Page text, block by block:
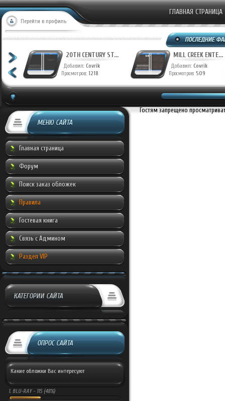
Перейти в профиль
ГЛАВНАЯ СТРАНИЦА
20TH CENTURY ST...
Добавил: Covrik
Просмотров: 1218
MILL CREEK ENTE...
Добавил: Covrik
Просмотров: 509
МЕНЮ САЙТА
Главная страница
Форум
Поиск заказ обложек
Правила
Гостевая книга
Связь с Админом
Раздел VIP
КАТЕГОРИИ САЙТА
ОПРОС САЙТА
Какие обложки Вас интересуют
1. BLU-RAY - 115 (48%)
Гостям запрещено